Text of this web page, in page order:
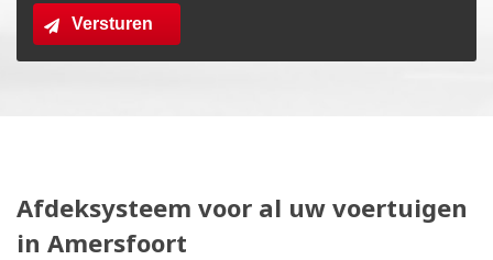
veld
leeg
Versturen
Afdeksysteem voor al uw voertuigen
in Amersfoort